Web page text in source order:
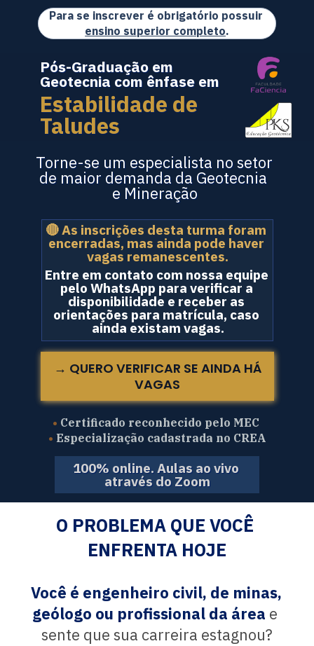
ensino superior completo.
Estabilidade de
Taludes
Pós-Graduação em
Torne-se um especialista no setor
de maior demanda da Geotecnia
e Mineração
🔴 As inscrições desta turma foram
encerradas, mas ainda pode haver
vagas remanescentes.
Entre em contato com nossa equipe
pelo WhatsApp para verificar a
disponibilidade e receber as
orientações para matrícula, caso
ainda existam vagas.
→ QUERO VERIFICAR SE AINDA HÁ
VAGAS
• Certificado reconhecido pelo MEC
• Especialização cadastrada no CREA
100% online. Aulas ao vivo
através do Zoom
O PROBLEMA QUE VOCÊ
ENFRENTA HOJE
Você é engenheiro civil, de minas,
geólogo ou profissional da área e
sente que sua carreira estagnou?